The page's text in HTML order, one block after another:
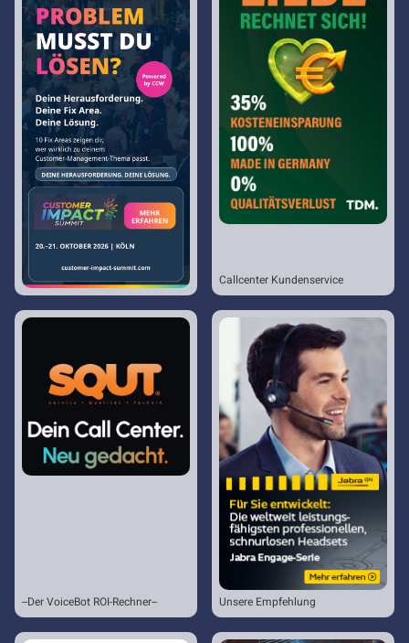
Callcenter Kundenservice
--Der VoiceBot ROI-Rechner-- Unsere Empfehlung